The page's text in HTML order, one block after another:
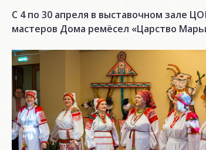
С 4 по 30 апреля в выставочном зале
мастеров Дома ремёсел «Царство